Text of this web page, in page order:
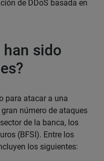
de DDoS basada en
han sido
para atacar a una
número de ataques
de la banca, los
(BFSI). Entre los
los siguientes: